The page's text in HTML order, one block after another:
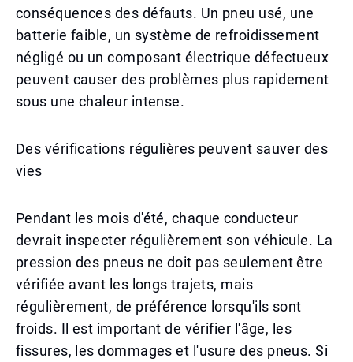
conséquences des défauts. Un pneu usé, une
batterie faible, un système de refroidissement
négligé ou un composant électrique défectueux
peuvent causer des problèmes plus rapidement
sous une chaleur intense.
Des vérifications régulières peuvent sauver des
vies
Pendant les mois d'été, chaque conducteur
devrait inspecter régulièrement son véhicule. La
pression des pneus ne doit pas seulement être
vérifiée avant les longs trajets, mais
régulièrement, de préférence lorsqu'ils sont
froids. Il est important de vérifier l'âge, les
fissures, les dommages et l'usure des pneus. Si